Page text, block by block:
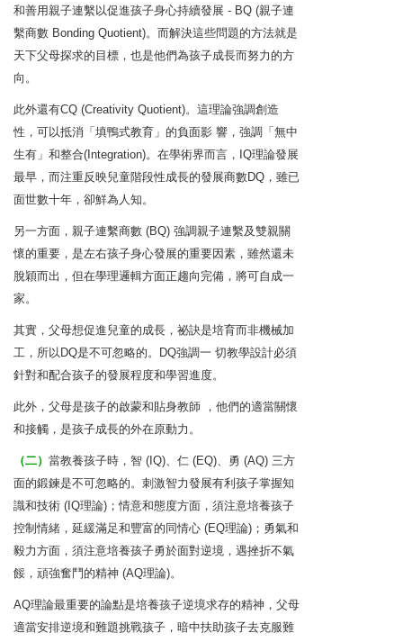
和善用親子連繫以促進孩子身心持續發展 - BQ (親子連
繫商數 Bonding Quotient)。而解決這些問題的方法就是
天下父母探求的目標，也是他們為孩子成長而努力的方
向。
此外還有CQ (Creativity Quotient)。這理論強調創造
性，可以抵消「填鴨式教育」的負面影 響，強調「無中
生有」和整合(Integration)。在學術界而言，IQ理論發展
最早，而注重反映兒童階段性成長的發展商數DQ，雖已
面世數十年，卻鮮為人知。
另一方面，親子連繫商數 (BQ) 強調親子連繫及雙親關
懷的重要，是左右孩子身心發展的重要因素，雖然還未
脫穎而出，但在學理邏輯方面正趨向完備，將可自成一
家。
其實，父母想促進兒童的成長，祕訣是培育而非機械加
工，所以DQ是不可忽略的。DQ強調一 切教學設計必須
針對和配合孩子的發展程度和學習進度。
此外，父母是孩子的啟蒙和貼身教師 ，他們的適當關懷
和接觸，是孩子成長的外在原動力。
（二） 當教養孩子時，智 (IQ)、仁 (EQ)、勇 (AQ) 三方
面的鍛鍊是不可忽略的。刺激智力發展有利孩子掌握知
識和技術 (IQ理論)；情意和態度方面，須注意培養孩子
控制情緒，延緩滿足和豐富的同情心 (EQ理論)；勇氣和
毅力方面，須注意培養孩子勇於面對逆境，遇挫折不氣
餒，頑強奮鬥的精神 (AQ理論)。
AQ理論最重要的論點是培養孩子逆境求存的精神，父母
適當安排逆境和難題挑戰孩子，暗中扶助孩子去克服難